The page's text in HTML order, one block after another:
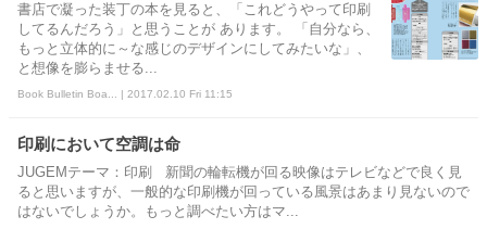
書店で凝った装丁の本を見ると、「これどうやって印刷
してるんだろう」と思うことが あります。 「自分なら、
もっと立体的に～な感じのデザインにしてみたいな」、
と想像を膨らませる...
Book Bulletin Boa... | 2017.02.10 Fri 11:15
印刷において空調は命
JUGEMテーマ：印刷 新聞の輪転機が回る映像はテレビなどで良く見
ると思いますが、一般的な印刷機が回っている風景はあまり見ないので
はないでしょうか。もっと調べたい方はマ...